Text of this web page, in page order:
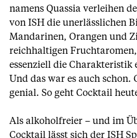
namens Quassia verleihen
von ISH die unerlässlichen
Mandarinen, Orangen und
reichhaltigen
essenziell die Charakteristik
Und das war es auch
genial. So geht Cocktail
Als alkoholfreier – und im
Cocktail lässt sich der ISH